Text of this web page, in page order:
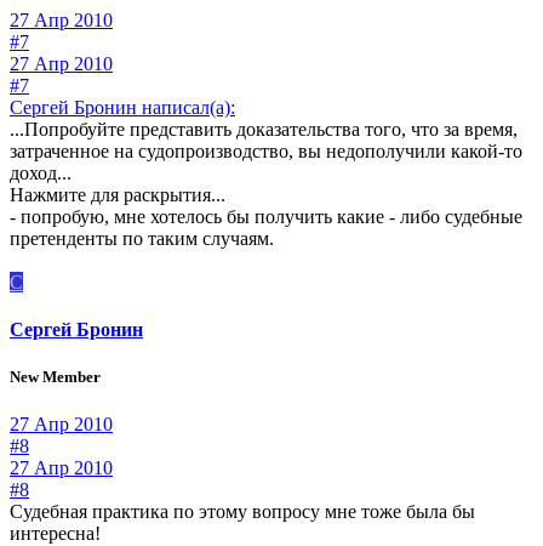
27 Апр 2010
#7
27 Апр 2010
#7
Сергей Бронин написал(а):
...Попробуйте представить доказательства того, что за время,
затраченное на судопроизводство, вы недополучили какой-то
доход...
Нажмите для раскрытия...
- попробую, мне хотелось бы получить какие - либо судебные
претенденты по таким случаям.
С
Сергей Бронин
New Member
27 Апр 2010
#8
27 Апр 2010
#8
Судебная практика по этому вопросу мне тоже была бы
интересна!